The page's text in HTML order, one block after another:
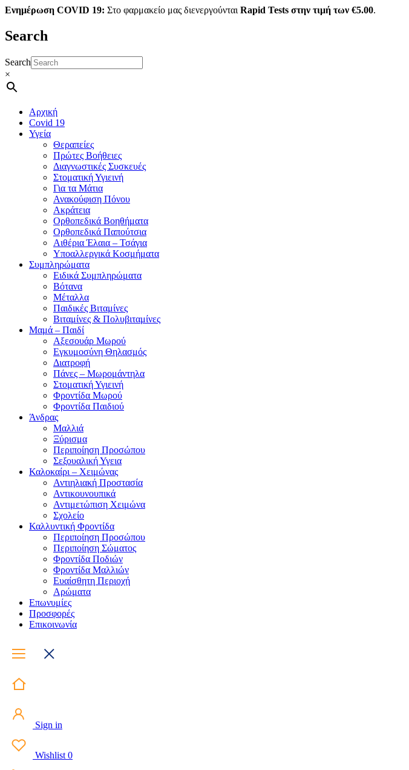
Ενημέρωση COVID 19: Στο φαρμακείο μας διενεργούνται Rapid Tests στην τιμή των €5.00.
Search
Search
×
Αρχική
Covid 19
Υγεία
Θεραπείες
Πρώτες Βοήθειες
Διαγνωστικές Συσκευές
Στοματική Υγιεινή
Για τα Μάτια
Ανακούφιση Πόνου
Ακράτεια
Ορθοπεδικά Βοηθήματα
Ορθοπεδικά Παπούτσια
Αιθέρια Έλαια – Τσάγια
Υποαλλεργικά Κοσμήματα
Συμπληρώματα
Ειδικά Συμπληρώματα
Βότανα
Μέταλλα
Παιδικές Βιταμίνες
Βιταμίνες & Πολυβιταμίνες
Μαμά – Παιδί
Αξεσουάρ Μωρού
Εγκυμοσύνη Θηλασμός
Διατροφή
Πάνες – Μωρομάντηλα
Στοματική Υγιεινή
Φροντίδα Μωρού
Φροντίδα Παιδιού
Άνδρας
Μαλλιά
Ξύρισμα
Περιποίηση Προσώπου
Σεξουαλική Υγεια
Καλοκαίρι – Χειμώνας
Αντιηλιακή Προστασία
Αντικουνουπικά
Αντιμετώπιση Χειμώνα
Σχολείο
Καλλυντική Φροντίδα
Περιποίηση Προσώπου
Περιποίηση Σώματος
Φροντίδα Ποδιών
Φροντίδα Μαλλιών
Ευαίσθητη Περιοχή
Αρώματα
Επωνυμίες
Προσφορές
Επικοινωνία
Sign in
Wishlist 0